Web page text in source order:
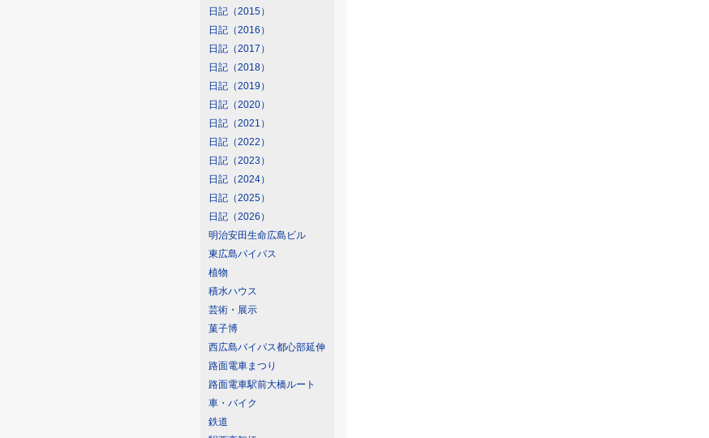
日記（2015）
日記（2016）
日記（2017）
日記（2018）
日記（2019）
日記（2020）
日記（2021）
日記（2022）
日記（2023）
日記（2024）
日記（2025）
日記（2026）
明治安田生命広島ビル
東広島バイパス
植物
積水ハウス
芸術・展示
菓子博
西広島バイパス都心部延伸
路面電車まつり
路面電車駅前大橋ルート
車・バイク
鉄道